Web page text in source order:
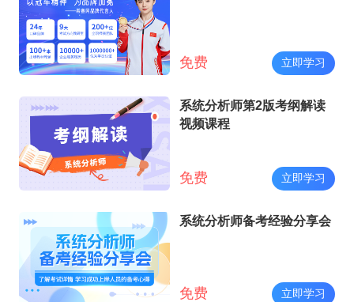
免费 立即学习
系统分析师第2版考纲解读
视频课程
免费 立即学习
系统分析师备考经验分享会
免费 立即学习